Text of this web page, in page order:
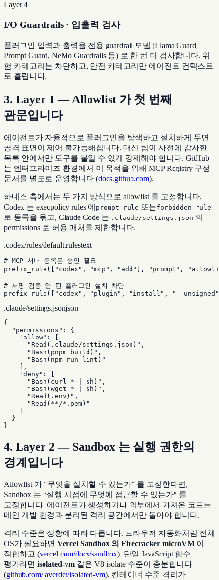
Layer 4
I/O Guardrails · 입출력 검사
플러그인 입력과 출력을 전용 guardrail 모델 (Llama Guard,
Prompt Guard, NeMo Guardrails 등) 로 한 번 더 검사합니다. 위
험 카테고리는 차단하고, 안전 카테고리만 에이전트 컨텍스트
로 흘립니다.
3. Layer 1 — Allowlist 가 첫 번째
관문입니다
에이전트가 자율적으로 플러그인을 탐색하고 설치하게 두면
공격 표면이 제어 불가능해집니다. 대신 팀이 사전에 감사한
목록 안에서만 도구를 붙일 수 있게 강제해야 합니다. GitHub
는 엔터프라이즈 환경에서 이 목적을 위해 MCP Registry 구성
문서를 별도로 운영합니다 (docs.github.com).
하네스 측에서는 두 가지 방식으로 allowlist 를 고정합니다.
Codex 는 execpolicy rules 에 prompt_rule 또는forbidden_rule
로 등록을 묶고, Claude Code 는 .claude/settings.json 의
permissions 로 허용 매처를 제한합니다.
.codex/rules/default.rulestext
# MCP 서버 등록은 승인 필요
prefix_rule(["codex", "mcp", "add"], "prompt", "allowlist
# 서명 검증 안 된 플러그인 설치 차단
prefix_rule(["codex", "plugin", "install", "--
.claude/settings.jsonjson
{
  "permissions": {
    "allow": [
      "Read(.claude/settings.json)",
      "Bash(pnpm build)",
      "Bash(npm run lint)"
    ],
    "deny": [
      "Bash(curl * | sh)",
      "Bash(wget * | sh)",
      "Read(.env)",
      "Read(**/*.pem)"
    ]
  }
}
4. Layer 2 — Sandbox 는 실행 권한의
경계입니다
Allowlist 가 “무엇을 설치할 수 있는가” 를 고정한다면,
Sandbox 는 “실행 시점에 무엇에 접근할 수 있는가“ 를
고정합니다. 에이전트가 생성하거나 외부에서 가져온 코드는
메인 개발 환경과 분리된 격리 공간에서만 돌아야 합니다.
격리 수준은 상황에 따라 다릅니다. 브라우저 자동화처럼 전체
OS가 필요하면 Vercel Sandbox 의 Firecracker microVM 이
적합하고 (vercel.com/docs/sandbox), 단일 JavaScript 함수
평가라면 isolated-vm 같은 V8 isolate 수준이 충분합니다
(github.com/laverdet/isolated-vm). 컨테이너 수준 격리가